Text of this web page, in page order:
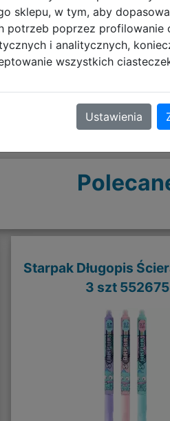
Opinie o
Starpak Długopis
3 szt 552675
sklepu, w tym, aby
potrzeb poprzez profilowanie
i analitycznych,
wszystkich
Ustawienia